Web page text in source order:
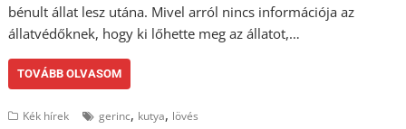
bénult állat lesz utána. Mivel arról nincs információja az
állatvédőknek, hogy ki lőhette meg az állatot,…
TOVÁBB OLVASOM
Kék hírek gerinc, kutya, lövés